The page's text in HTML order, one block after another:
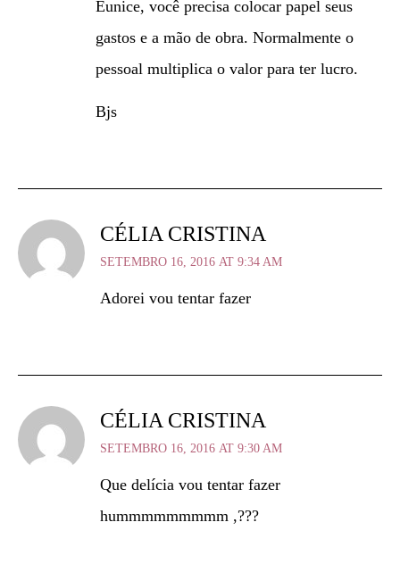
Eunice, você precisa colocar papel seus
gastos e a mão de obra. Normalmente o
pessoal multiplica o valor para ter lucro.
Bjs
CÉLIA CRISTINA
SETEMBRO 16, 2016 AT 9:34 AM
Adorei vou tentar fazer
CÉLIA CRISTINA
SETEMBRO 16, 2016 AT 9:30 AM
Que delícia vou tentar fazer
hummmmmmmmm ,???